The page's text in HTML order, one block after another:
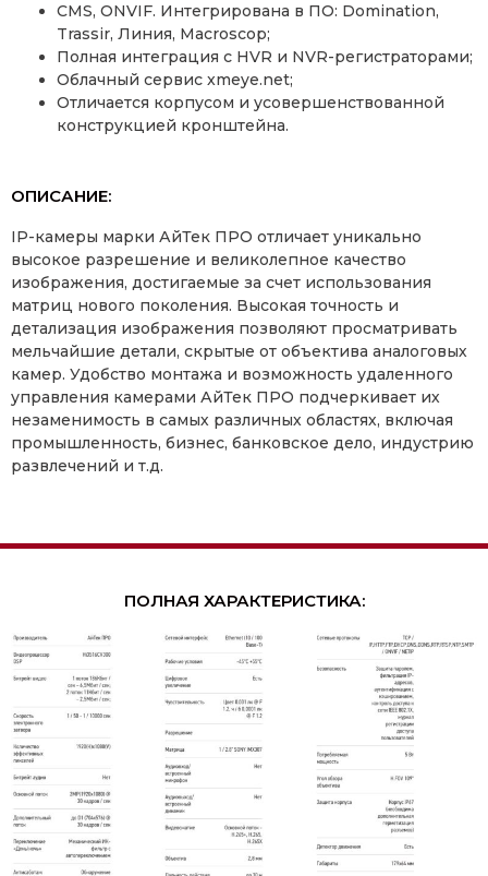
CMS, ONVIF. Интегрирована в ПО: Domination,
Trassir, Линия, Macroscop;
Полная интеграция с HVR и NVR-регистраторами;
Облачный сервис xmeye.net;
Отличается корпусом и усовершенствованной
конструкцией кронштейна.
ОПИСАНИЕ:
IP-камеры марки АйТек ПРО отличает уникально
высокое разрешение и великолепное качество
изображения, достигаемые за счет использования
матриц нового поколения. Высокая точность и
детализация изображения позволяют просматривать
мельчайшие детали, скрытые от объектива аналоговых
камер. Удобство монтажа и возможность удаленного
управления камерами АйТек ПРО подчеркивает их
незаменимость в самых различных областях, включая
промышленность, бизнес, банковское дело, индустрию
развлечений и т.д.
ПОЛНАЯ ХАРАКТЕРИСТИКА: